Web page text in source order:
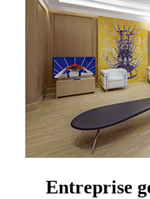
Entreprise